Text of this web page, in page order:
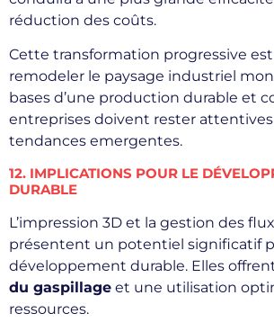
réduction des coûts.
Cette transformation progressive
remodeler le paysage industriel
bases d’une production durable et
entreprises doivent rester
tendances emergentes.
12. IMPLICATIONS POUR LE
DURABLE
L’impression 3D et la gestion des
présentent un potentiel significatif
développement durable. Elles
du gaspillage et une utilisation
ressources.